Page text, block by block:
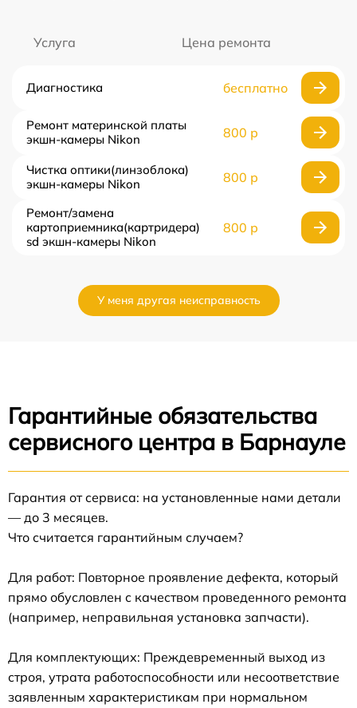
Услуга Цена ремонта
Диагностика бесплатно
Ремонт материнской платы
экшн-камеры Nikon
800 р
Чистка оптики(линзоблока)
экшн-камеры Nikon
800 р
Ремонт/замена
картоприемника(картридера)
sd экшн-камеры Nikon
800 р
У меня другая неисправность
Гарантийные обязательства
сервисного центра в Барнауле
Гарантия от сервиса: на установленные нами детали
— до 3 месяцев.
Что считается гарантийным случаем?
Для работ: Повторное проявление дефекта, который
прямо обусловлен с качеством проведенного ремонта
(например, неправильная установка запчасти).
Для комплектующих: Преждевременный выход из
строя, утрата работоспособности или несоответствие
заявленным характеристикам при нормальном